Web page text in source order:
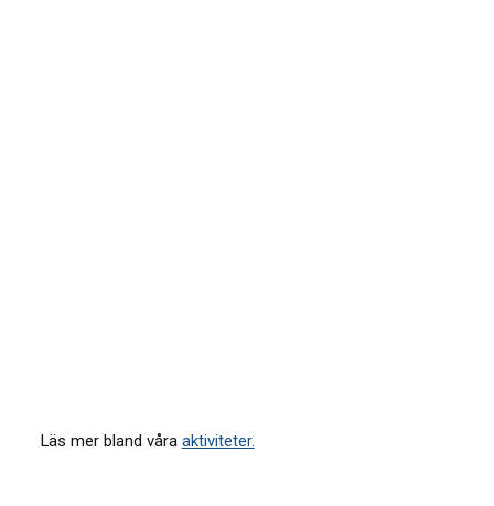
Läs mer bland våra aktiviteter.